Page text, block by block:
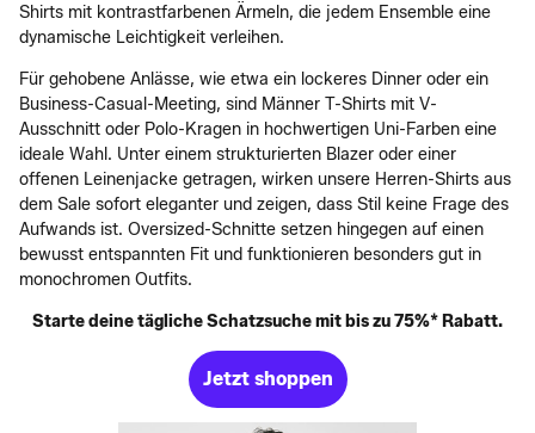
Shirts mit kontrastfarbenen Ärmeln, die jedem Ensemble eine
dynamische Leichtigkeit verleihen.
Für gehobene Anlässe, wie etwa ein lockeres Dinner oder ein
Business-Casual-Meeting, sind Männer T-Shirts mit V-
Ausschnitt oder Polo-Kragen in hochwertigen Uni-Farben eine
ideale Wahl. Unter einem strukturierten Blazer oder einer
offenen Leinenjacke getragen, wirken unsere Herren-Shirts aus
dem Sale sofort eleganter und zeigen, dass Stil keine Frage des
Aufwands ist. Oversized-Schnitte setzen hingegen auf einen
bewusst entspannten Fit und funktionieren besonders gut in
monochromen Outfits.
Starte deine tägliche Schatzsuche mit bis zu 75%* Rabatt.
Jetzt shoppen